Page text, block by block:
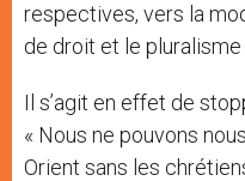
respectives, vers la
de droit et le pluralisme
Il s’agit en effet de
« Nous ne pouvons
Orient sans les